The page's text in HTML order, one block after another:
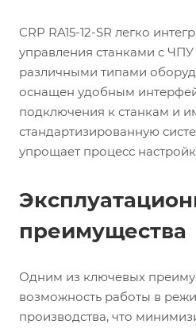
CRP RA15-12-SR легко
управления станками с
различными типами
оснащен удобным
подключения к станкам и
стандартизированную
упрощает процесс
преимущества
Одним из ключевых
возможность работы в
производства, что